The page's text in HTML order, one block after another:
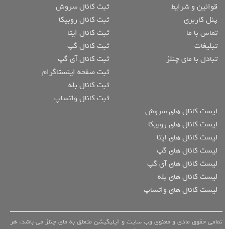
قوانین و شرایط
پنل کاربری
تماس با ما
تبلیغات
تبادل با مای چنلز
ثبت کانال سروش
ثبت کانال روبیکا
ثبت کانال ایتا
ثبت کانال گپ
ثبت کانال آی گپ
ثبت صفحه اینستاگرام
ثبت کانال بله
ثبت کانال واتساپ
لیست کانال های سروش
لیست کانال های روبیکا
لیست کانال های ایتا
لیست کانال های گپ
لیست کانال های آی گپ
لیست کانال های بله
لیست کانال های واتساپ
تمامی حقوق مادی و معنوی وب سایت و اپلیکیشن متعلق به مای چنلز می باشد. هر